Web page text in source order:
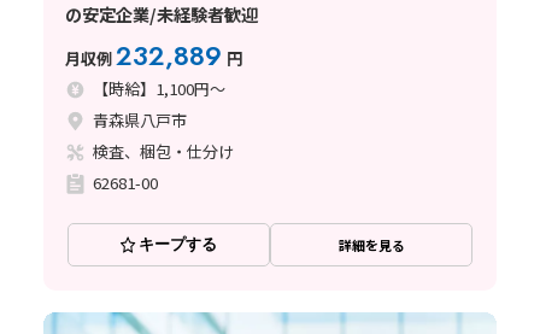
の安定企業/未経験者歓迎
月収例232,889 円
【時給】1,100円～
青森県八戸市
検査、梱包・仕分け
62681-00
キープする 詳細を見る